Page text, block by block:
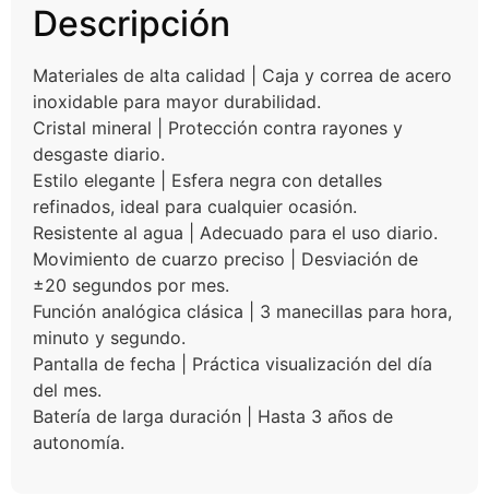
Descripción
Materiales de alta calidad | Caja y correa de acero
inoxidable para mayor durabilidad.
Cristal mineral | Protección contra rayones y
desgaste diario.
Estilo elegante | Esfera negra con detalles
refinados, ideal para cualquier ocasión.
Resistente al agua | Adecuado para el uso diario.
Movimiento de cuarzo preciso | Desviación de
±20 segundos por mes.
Función analógica clásica | 3 manecillas para hora,
minuto y segundo.
Pantalla de fecha | Práctica visualización del día
del mes.
Batería de larga duración | Hasta 3 años de
autonomía.